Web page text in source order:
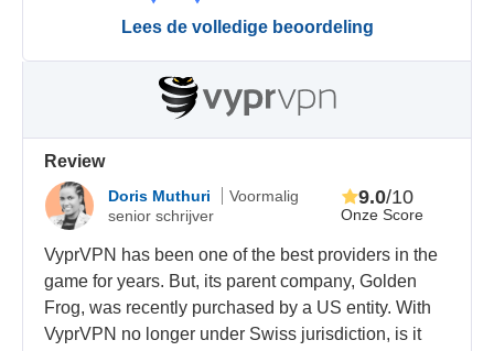
Lees de volledige beoordeling
Review
Doris Muthuri
Voormalig
senior schrijver
Onze Score
9.0/10
VyprVPN has been one of the best providers in the
game for years. But, its parent company, Golden
Frog, was recently purchased by a US entity. With
VyprVPN no longer under Swiss jurisdiction, is it